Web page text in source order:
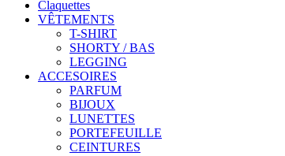
Claquettes
VÊTEMENTS
T-SHIRT
SHORTY / BAS
LEGGING
ACCESOIRES
PARFUM
BIJOUX
LUNETTES
PORTEFEUILLE
CEINTURES